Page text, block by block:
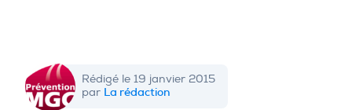
Rédigé le 19 janvier 2015
par La rédaction